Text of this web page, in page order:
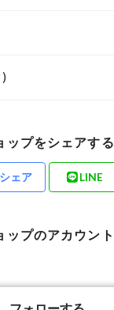
ップをシェアする
シェア LINE
ップのアカウント